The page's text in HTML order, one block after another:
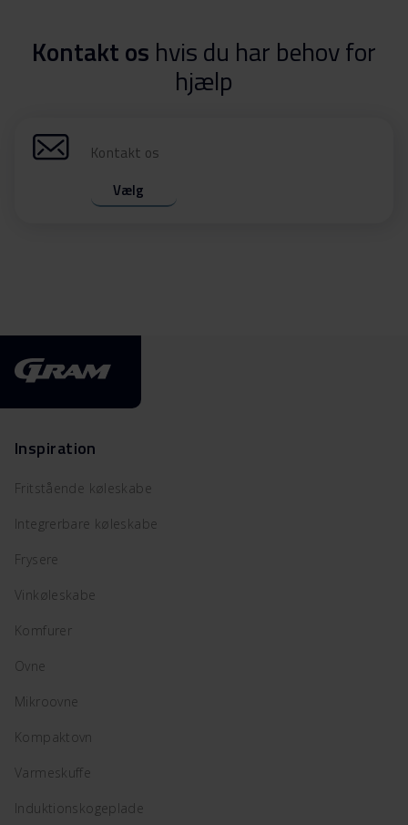
Kontakt os hvis du har behov for
hjælp
Kontakt os
Vælg
Inspiration
Fritstående køleskabe
Integrerbare køleskabe
Frysere
Vinkøleskabe
Komfurer
Ovne
Mikroovne
Kompaktovn
Varmeskuffe
Induktionskogeplade